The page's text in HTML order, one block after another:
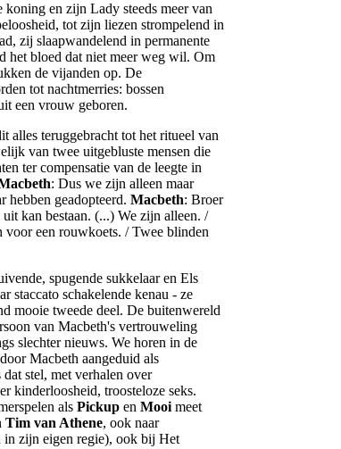
koning en zijn Lady steeds meer van
tot zijn liezen strompelend in
zij slaapwandelend in permanente
het bloed dat niet meer weg wil. Om
de vijanden op. De
tot nachtmerries: bossen
een vrouw geboren.
alles teruggebracht tot het ritueel van
van twee uitgebluste mensen die
ter compensatie van de leegte in
: Dus we zijn alleen maar
hebben geadopteerd. Macbeth: Broer
kan bestaan. (...) We zijn alleen. /
voor een rouwkoets. / Twee blinden
spugende sukkelaar en Els
staccato schakelende kenau - ze
mooie tweede deel. De buitenwereld
van Macbeth's vertrouweling
slechter nieuws. We horen in de
Macbeth aangeduid als
stel, met verhalen over
kinderloosheid, troosteloze seks.
als Pickup en Mooi meet
Tim van Athene, ook naar
in zijn eigen regie), ook bij Het